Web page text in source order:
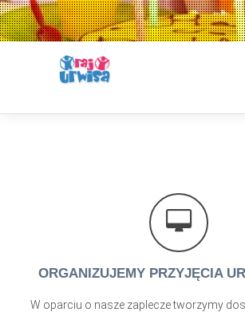
ORGANIZUJEMY PRZYJĘCIA
W oparciu o nasze zaplecze tworzymy